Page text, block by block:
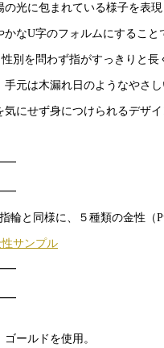
光に包まれている様子を表現
なU字のフォルムにすること
別を問わず指がすっきりと長
元は木漏れ日のようなやさ
にせず身につけられるデザイ
輪と同様に、５種類の金性
ールドを使用。